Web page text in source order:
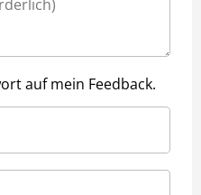
auf mein Feedback.